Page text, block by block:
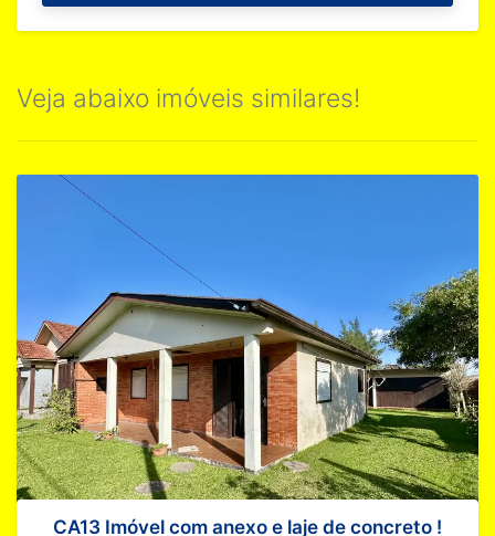
Veja abaixo imóveis similares!
CA13 Imóvel com anexo e laje de concreto !